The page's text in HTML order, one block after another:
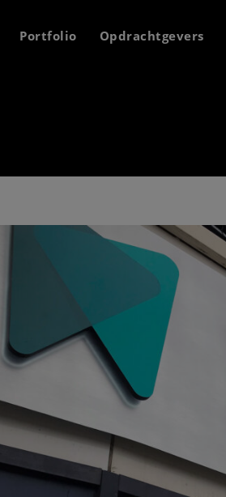
Portfolio Opdrachtgevers